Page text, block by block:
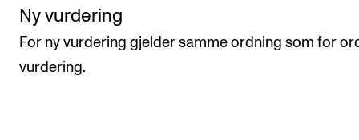
Ny vurdering
For ny vurdering gjelder samme ordning som for
vurdering.